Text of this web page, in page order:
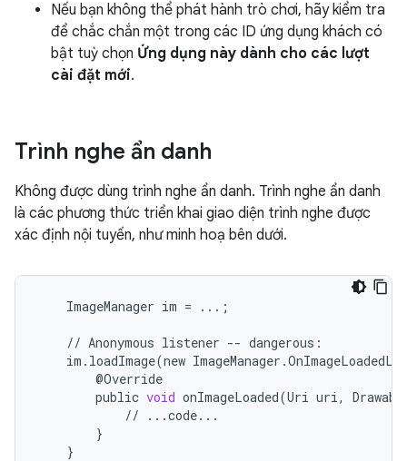
Nếu bạn không thể phát hành trò chơi, hãy kiểm tra
để chắc chắn một trong các ID ứng dụng khách có
bật tuỳ chọn Ứng dụng này dành cho các lượt
cài đặt mới.
Trình nghe ẩn danh
Không được dùng trình nghe ẩn danh. Trình nghe ẩn danh
là các phương thức triển khai giao diện trình nghe được
xác định nội tuyến, như minh hoạ bên dưới.
ImageManager im = ... ;
// Anonymous listener -- dangerous :
im . loadImage(new ImageManager .
@Override
public void onImageLoaded(Uri uri,
//
...code...
}
}